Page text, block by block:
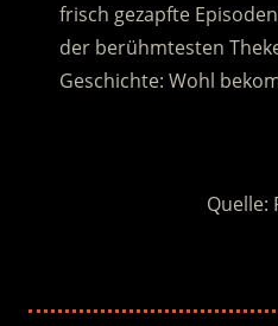
frisch gezapfte
der berühmtesten
Geschichte: Wohl